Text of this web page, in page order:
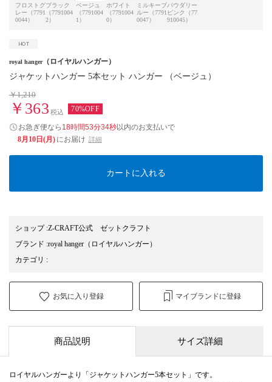
フロストグ
レー（7791
0044）
ブラック
（7791004
2）
ベージュ
（7791004
1）
ホワイト
（7791004
0）
ミルキーブ
ルー（7791
0047）
パウダリー
ピンク（77
910045）
royal hanger（ロイヤルハンガー）
ジャケットハンガー 5本セット ハンガー （ベージュ）
￥1,210
￥363 税込 70%OFF
お急ぎ便なら 18時間53分33秒以内のお支払いで
8月10日(月) にお届け 詳細
カートに入れる
ショップ:Z-CRAFT公式 ゼットクラフト
ブランド :royal hanger （ロイヤルハンガー）
カテゴリ :
お気に入り登録 マイブランドに登録
商品説明 サイズ詳細
ロイヤルハンガーより「ジャケットハンガー5本セット」です。